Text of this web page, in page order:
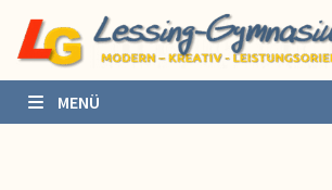
zum
Inhalt
MENÜ